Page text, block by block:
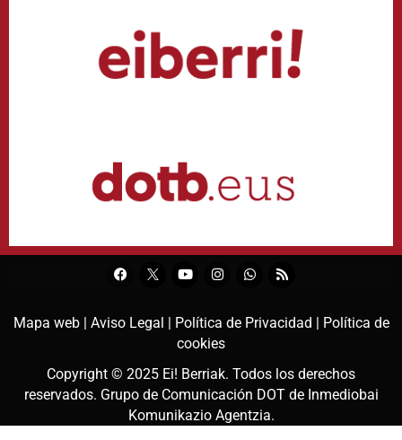
Mapa web | Aviso Legal | Política de Privacidad | Política de
cookies
Copyright © 2025 Ei! Berriak. Todos los derechos
reservados. Grupo de Comunicación DOT de Inmediobai
Komunikazio Agentzia.